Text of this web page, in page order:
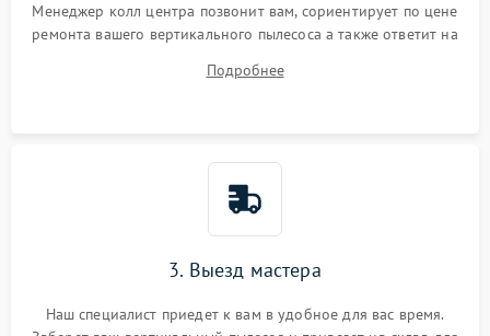
Менеджер колл центра позвонит вам, сориентирует по цене
ремонта вашего вертикального пылесоса а также ответит на
Подробнее
3. Выезд мастера
Наш специалист приедет к вам в удобное для вас время.